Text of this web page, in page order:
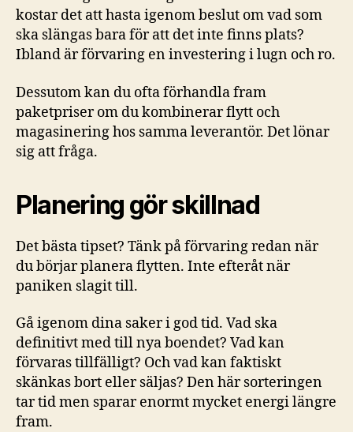
kostar det att hasta igenom beslut om vad som
ska slängas bara för att det inte finns plats?
Ibland är förvaring en investering i lugn och ro.
Dessutom kan du ofta förhandla fram
paketpriser om du kombinerar flytt och
magasinering hos samma leverantör. Det lönar
sig att fråga.
Planering gör skillnad
Det bästa tipset? Tänk på förvaring redan när
du börjar planera flytten. Inte efteråt när
paniken slagit till.
Gå igenom dina saker i god tid. Vad ska
definitivt med till nya boendet? Vad kan
förvaras tillfälligt? Och vad kan faktiskt
skänkas bort eller säljas? Den här sorteringen
tar tid men sparar enormt mycket energi längre
fram.